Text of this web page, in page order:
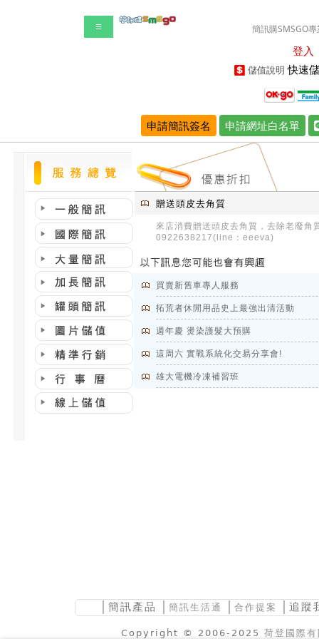
☰ 簡訊購SMSGO
登入
儲值說明 快速
申請簡訊簽名 申請網址白名單
贈送頭皮去角質
來店消費贈送頭皮去角質，去除老廢角
0922638217(line：eeeva)
買賣新舊車專人服務
拓荒者休閒用品史上最強出清活動
週年慶 燙染護髮大預購
這周六 實戰系統化交易分享會!
雄大電機冷凍補習班
簡訊產品 簡訊生活通 合作提案 │追蹤
Copyright © 2006-2025 荷登國際